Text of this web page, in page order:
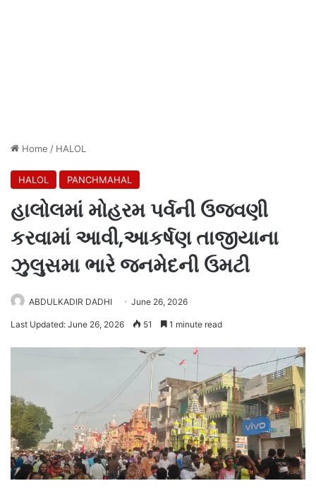
Home / HALOL
HALOL PANCHMAHAL
હાલોલમાં મોહરમ પર્વની ઉજવણી
કરવામાં આવી,આકર્ષણ તાજીયાના
ઝુલુસમા ભારે જનમેદની ઉમટી
ABDULKADIR DADHI June 26, 2026
Last Updated: June 26, 2026 51 1 minute read